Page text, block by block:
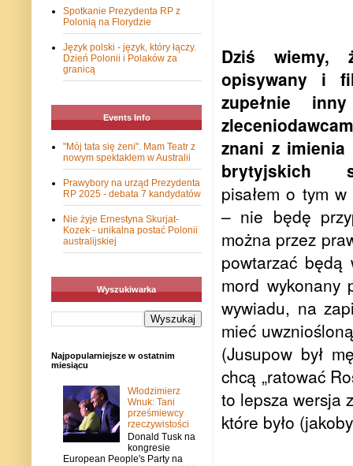
Dziś wiemy,
opisywany i
zupełnie
znani z
brytyjskich
pisałem o tym
– nie będę
można przez
powtarzać będą
mord wykonany
wywiadu, na
mieć
(Jusupow był
chcą „ratować
to lepsza wersja
które było
Spotkanie Prezydenta RP z
Polonią na Florydzie
Język polski - język, który łączy.
Dzień Polonii i Polaków za
granicą
Events Info
"Mój tata się żeni". Mam Teatr z
nowym spektaklem w Australii
Prawybory na urząd Prezydenta
RP 2025 - debata 7 kandydatów
Nie żyje Ernestyna Skurjat-
Kozek - unikalna postać Polonii
australijskiej
Wyszukiwarka
Najpopularniejsze w ostatnim
miesiącu
Włodzimierz
Wnuk: Tani
prześmiewcy
rzeczywistości
Donald Tusk na
kongresie
European People's Party na